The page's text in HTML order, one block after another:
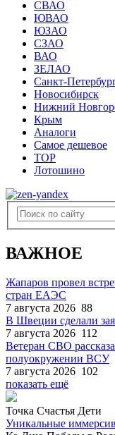
СВАО
ЮВАО
ЮЗАО
СЗАО
ВАО
ЗЕЛАО
Санкт-
Новосибирск
Нижний
Крым
Аналоги
Самое дешевое
TOP
Лотошино
ВАЖНОЕ
Жапаров провел
стран ЕАЭС
7 августа 2026 88
В Швеции сделали
7 августа 2026 112
Ветеран СВО
полуокружении ВСУ
7 августа 2026 102
показать ещё
Точка Счастья Дети
Уникальные